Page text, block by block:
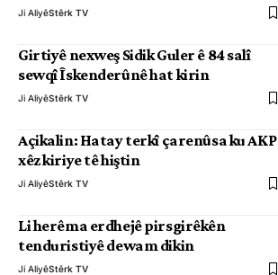
Ji AliyêStêrk TV
Girtiyê nexweş Sidik Guler ê 84 salî
sewqî Îskenderûnê hat kirin
Ji AliyêStêrk TV
Açikalin: Hatay terkî çarenûsa ku AKP
xêz kiriye tê hiştin
Ji AliyêStêrk TV
Li herêma erdhejê pirsgirêkên
tenduristiyê dewam dikin
Ji AliyêStêrk TV